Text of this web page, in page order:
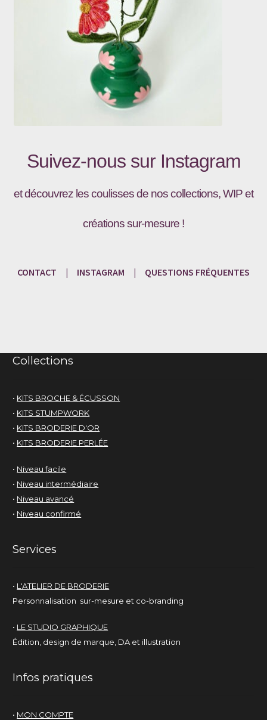
Suivez-nous sur Instagram
et découvrez les coulisses de nos collections, WIP et
créations sur-mesure !
CONTACT | INSTAGRAM | QUESTIONS FRÉQUENTES
Collections
• KITS BROCHE & ÉCUSSON
• KITS STUMPWORK
• KITS BRODERIE D'OR
• KITS BRODERIE PERLÉE
• Niveau facile
• Niveau intermédiaire
• Niveau avancé
• Niveau confirmé
Services
• L'ATELIER DE BRODERIE
Personnalisation sur-mesure et co-branding
• LE STUDIO GRAPHIQUE
Édition, design de marque, DA et illustration
Infos pratiques
• MON COMPTE